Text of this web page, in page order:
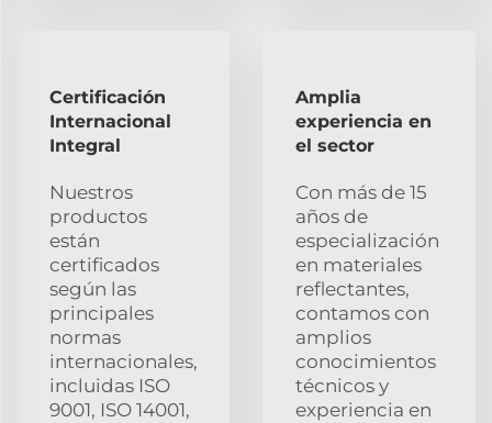
Certificación
Internacional
Integral
Nuestros
productos
están
certificados
según las
principales
normas
internacionales,
incluidas ISO
9001, ISO 14001,
Amplia
experiencia en
el sector
Con más de 15
años de
especialización
en materiales
reflectantes,
contamos con
amplios
conocimientos
técnicos y
experiencia en